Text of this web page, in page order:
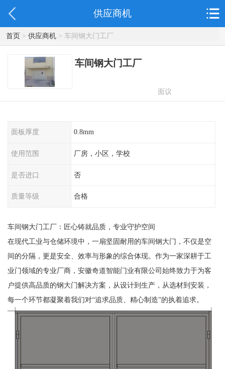
供应商机
首页> 供应商机> 车间钢大门工厂
车间钢大门工厂
面议
面板厚度 0.8mm
使用范围 厂房，小区，学校
是否进口 否
质量等级 合格
车间钢大门工厂：匠心铸就品质，专业守护空间
在现代工业与仓储环境中，一扇坚固耐用的车间钢大门，不仅是空
间的分隔，更是安全、效率与形象的综合体现。作为一家深耕于工
业门领域的专业厂商，安徽奇道智能门业有限公司始终致力于为客
户提供高品质的钢大门解决方案，从设计到生产，从选材到安装，
每一个环节都凝聚着我们对“追求品质、精心制造”的执着追求。